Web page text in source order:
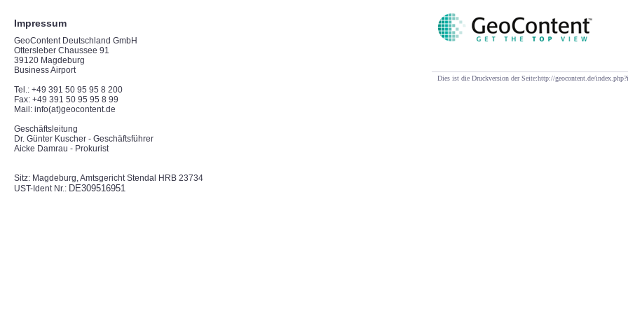
Impressum
GeoContent Deutschland GmbH
Ottersleber Chaussee 91
39120 Magdeburg
Business Airport
Tel.: +49 391 50 95 95 8 200
Fax: +49 391 50 95 95 8 99
Mail: info(at)geocontent.de
Geschäftsleitung
Dr. Günter Kuscher - Geschäftsführer
Aicke Damrau - Prokurist
Sitz: Magdeburg, Amtsgericht Stendal HRB 23734
UST-Ident Nr.: DE309516951
Dies ist die Druckversion der Seite:http://geocontent.de/